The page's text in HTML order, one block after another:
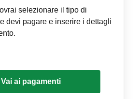
selezionare il tipo di
devi pagare e inserire i dettagli
Vai ai pagamenti